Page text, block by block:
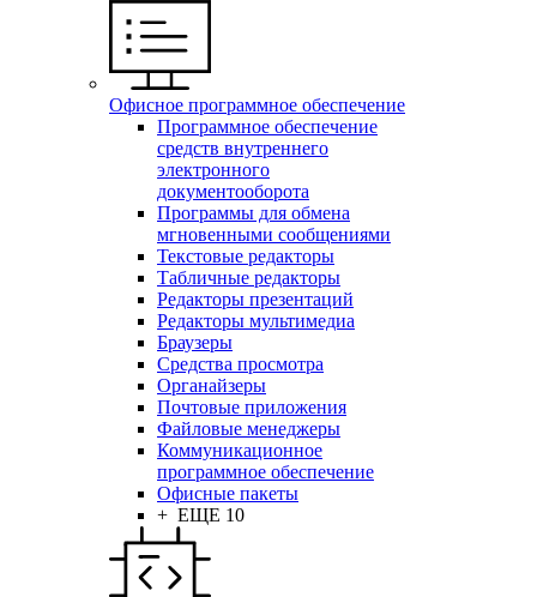
Офисное программное обеспечение
Программное обеспечение
средств внутреннего
электронного
документооборота
Программы для обмена
мгновенными сообщениями
Текстовые редакторы
Табличные редакторы
Редакторы презентаций
Редакторы мультимедиа
Браузеры
Средства просмотра
Органайзеры
Почтовые приложения
Файловые менеджеры
Коммуникационное
программное обеспечение
Офисные пакеты
+ ЕЩЕ 10